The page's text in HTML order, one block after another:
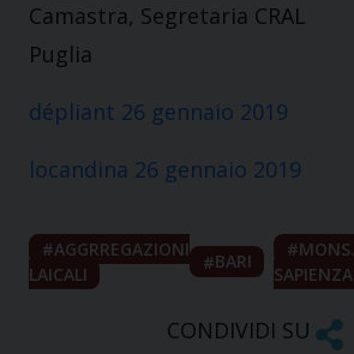
Camastra, Segretaria CRAL
Puglia
dépliant 26 gennaio 2019
locandina 26 gennaio 2019
AGGRREGAZIONI
LAICALI
BARI
MONS.
SAPIENZA
CONDIVIDI SU